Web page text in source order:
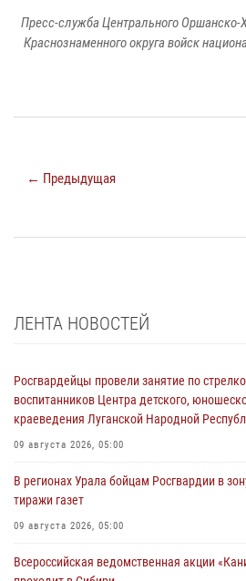
Пресс-служба Центрального Оршанско-
Краснознаменного округа войск
← Предыдущая
ЛЕНТА НОВОСТЕЙ
Росгвардейцы провели занятие по
воспитанников Центра детского,
краеведения Луганской Народной
09 августа 2026, 05:00
В регионах Урала бойцам Росгвардии в
тиражи газет
09 августа 2026, 05:00
Всероссийская ведомственная акции